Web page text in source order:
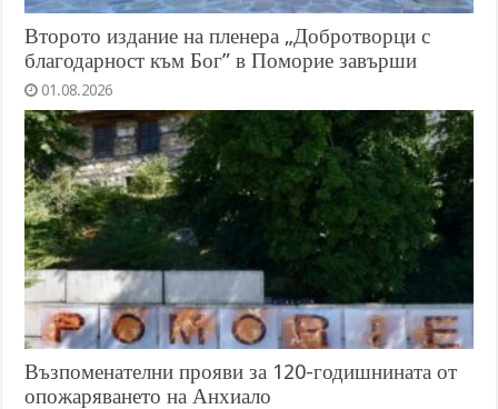
Второто издание на пленера „Добротворци с
благодарност към Бог” в Поморие завърши
01.08.2026
Възпоменателни прояви за 120-годишнината от
опожаряването на Анхиало